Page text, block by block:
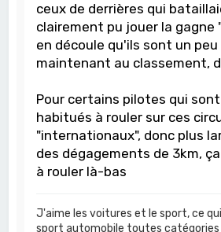
ceux de derrières qui
clairement pu jouer la gagne
en découle qu'ils sont un
maintenant au classement,
Pour certains pilotes qui
habitués à rouler sur ces
"internationaux", donc plus
des dégagements de 3km,
à rouler là-bas
J'aime les voitures et le sport, ce
sport automobile toutes catégories